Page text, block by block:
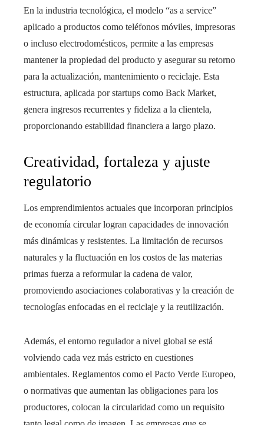
En la industria tecnológica, el modelo “as a service”
aplicado a productos como teléfonos móviles, impresoras
o incluso electrodomésticos, permite a las empresas
mantener la propiedad del producto y asegurar su retorno
para la actualización, mantenimiento o reciclaje. Esta
estructura, aplicada por startups como Back Market,
genera ingresos recurrentes y fideliza a la clientela,
proporcionando estabilidad financiera a largo plazo.
Creatividad, fortaleza y ajuste
regulatorio
Los emprendimientos actuales que incorporan principios
de economía circular logran capacidades de innovación
más dinámicas y resistentes. La limitación de recursos
naturales y la fluctuación en los costos de las materias
primas fuerza a reformular la cadena de valor,
promoviendo asociaciones colaborativas y la creación de
tecnologías enfocadas en el reciclaje y la reutilización.
Además, el entorno regulador a nivel global se está
volviendo cada vez más estricto en cuestiones
ambientales. Reglamentos como el Pacto Verde Europeo,
o normativas que aumentan las obligaciones para los
productores, colocan la circularidad como un requisito